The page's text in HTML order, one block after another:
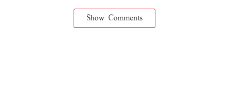
Show Comments